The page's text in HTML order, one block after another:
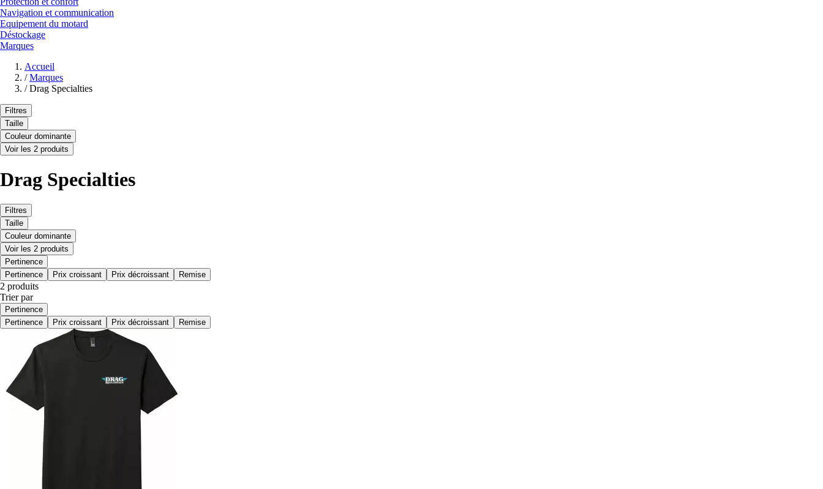
Navigation et communication
Equipement du motard
Déstockage
Marques
Accueil
/ Marques
/ Drag Specialties
Filtres
Taille
Couleur dominante
Voir les 2 produits
Drag Specialties
Filtres
Taille
Couleur dominante
Voir les 2 produits
Pertinence
Pertinence
Prix croissant Prix décroissant Remise
2 produits
Trier par
Pertinence
Pertinence
Prix croissant Prix décroissant Remise